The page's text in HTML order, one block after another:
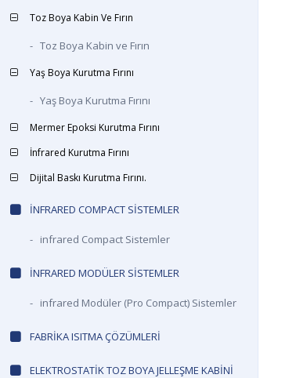
Toz Boya Kabin Ve Fırın
- Toz Boya Kabin ve Fırın
Yaş Boya Kurutma Fırını
- Yaş Boya Kurutma Fırını
Mermer Epoksi Kurutma Fırını
İnfrared Kurutma Fırını
Dijital Baskı Kurutma Fırını.
INFRARED COMPACT SISTEMLER
- infrared Compact Sistemler
INFRARED MODÜLER SISTEMLER
- infrared Modüler (Pro Compact) Sistemler
FABRIKA ISITMA ÇÖZÜMLERI
ELEKTROSTATIK TOZ BOYA JELLEŞME KABINI